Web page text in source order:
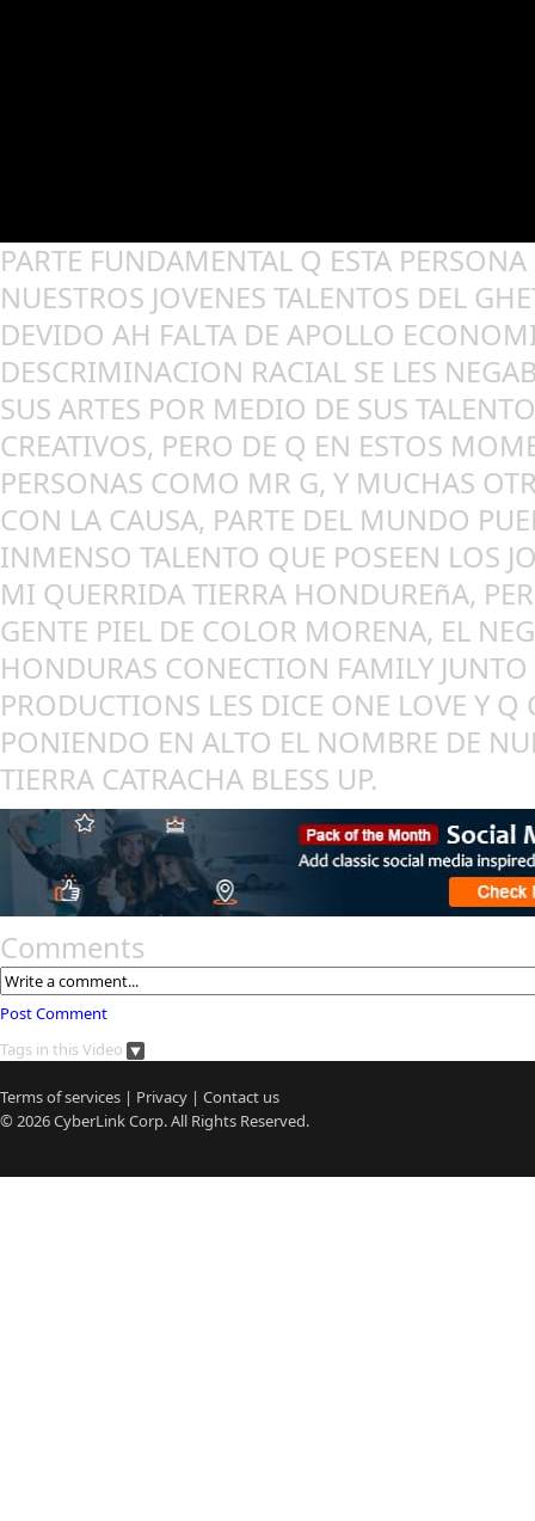
PARTE FUNDAMENTAL Q ESTA PERSONA
NUESTROS JOVENES TALENTOS DEL
DEVIDO AH FALTA DE APOLLO
DESCRIMINACION RACIAL SE LES
SUS ARTES POR MEDIO DE SUS
CREATIVOS, PERO DE Q EN ESTOS
PERSONAS COMO MR G, Y MUCHAS
CON LA CAUSA, PARTE DEL MUNDO
INMENSO TALENTO QUE POSEEN LOS
MI QUERRIDA TIERRA HONDUREñA,
GENTE PIEL DE COLOR MORENA, EL
HONDURAS CONECTION FAMILY
PRODUCTIONS LES DICE ONE LOVE Y
PONIENDO EN ALTO EL NOMBRE DE
TIERRA CATRACHA BLESS UP.
Comments
Post Comment
Tags in this Video
Terms of services | Privacy | Contact us
© 2026CyberLinkCorp. All Rights Reserved.